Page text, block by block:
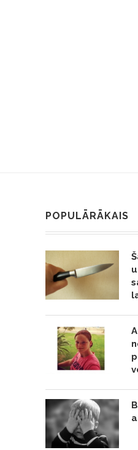
POPULĀRĀKAIS